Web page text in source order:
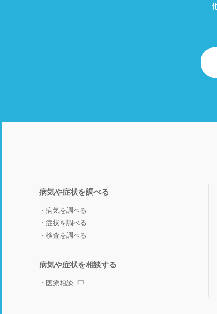
病気や症状を調べる
病気を調べる
症状を調べる
検査を調べる
病気や症状を相談する
医療相談